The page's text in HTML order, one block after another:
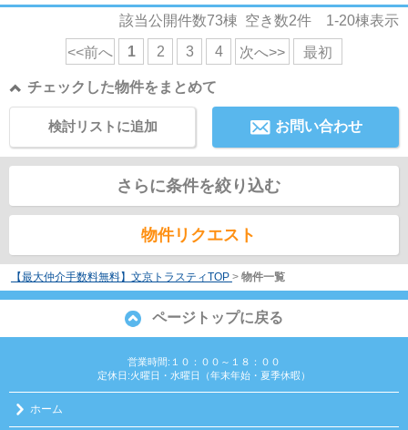
該当公開件数73棟 空き数2件 1-20棟表示
<<前へ 1 2 3 4 次へ>> 最初
チェックした物件をまとめて
お問い合わせ
検討リストに追加
さらに条件を絞り込む
物件リクエスト
【最大仲介手数料無料】文京トラスティTOP > 物件一覧
ページトップに戻る
営業時間:１０：００～１８：００
定休日:火曜日・水曜日（年末年始・夏季休暇）
ホーム